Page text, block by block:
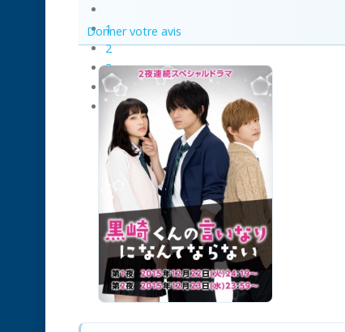
1
2
3
4
Donner votre avis